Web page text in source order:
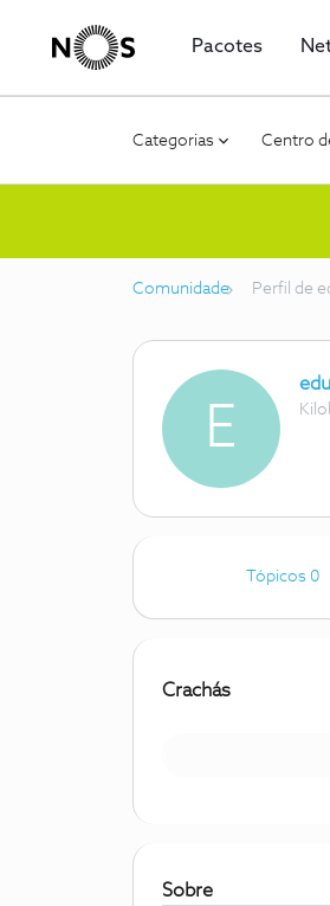
Pacotes
Categorias Centro
Comunidade Perfil de
E
Tópicos 0
Crachás
Sobre